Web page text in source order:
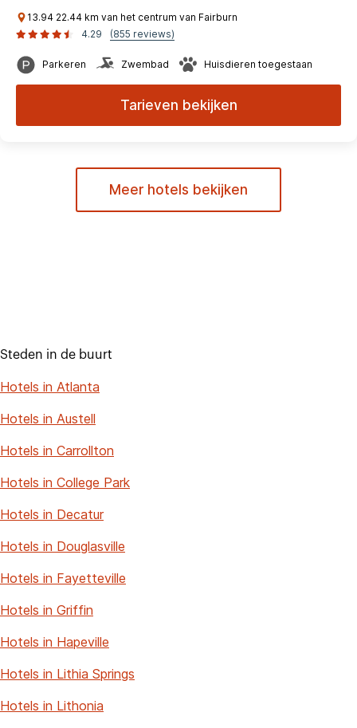
13.94 22.44 km van het centrum van Fairburn
4.29
(855 reviews)
Parkeren Zwembad Huisdieren toegestaan
Tarieven bekijken
Meer hotels bekijken
Steden in de buurt
Hotels in Atlanta
Hotels in Austell
Hotels in Carrollton
Hotels in College Park
Hotels in Decatur
Hotels in Douglasville
Hotels in Fayetteville
Hotels in Griffin
Hotels in Hapeville
Hotels in Lithia Springs
Hotels in Lithonia